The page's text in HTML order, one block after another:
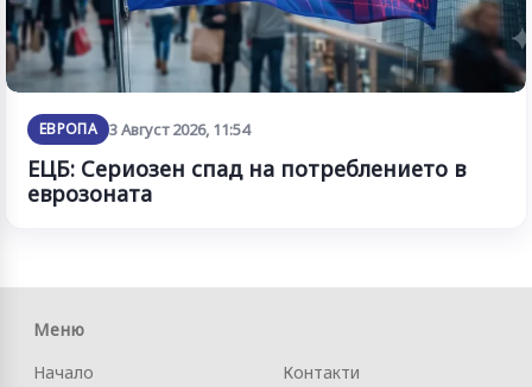
ЕВРОПА 3 Август 2026, 11:54
ЕЦБ: Сериозен спад на потреблението в
еврозоната
Меню
Начало
Контакти